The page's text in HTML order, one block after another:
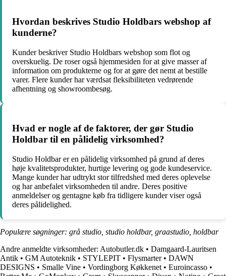
Hvordan beskrives Studio Holdbars webshop af
kunderne?
Kunder beskriver Studio Holdbars webshop som flot og
overskuelig. De roser også hjemmesiden for at give masser af
information om produkterne og for at gøre det nemt at bestille
varer. Flere kunder har værdsat fleksibiliteten vedrørende
afhentning og showroombesøg.
Hvad er nogle af de faktorer, der gør Studio
Holdbar til en pålidelig virksomhed?
Studio Holdbar er en pålidelig virksomhed på grund af deres
høje kvalitetsprodukter, hurtige levering og gode kundeservice.
Mange kunder har udtrykt stor tilfredshed med deres oplevelse
og har anbefalet virksomheden til andre. Deres positive
anmeldelser og gentagne køb fra tidligere kunder viser også
deres pålidelighed.
Populære søgninger: grå studio, studio holdbar, graastudio, holdbar
Andre anmeldte virksomheder: Autobutler.dk • Damgaard-Lauritsen
Antik • GM Autoteknik • STYLEPIT • Flysmarter• DAWN
DESIGNS • Smalle Vine • Vordingborg Køkkenet • Euroincasso •